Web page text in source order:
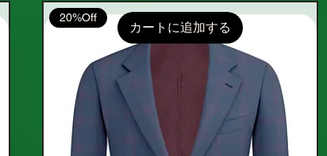
カートに追加する
20%Off